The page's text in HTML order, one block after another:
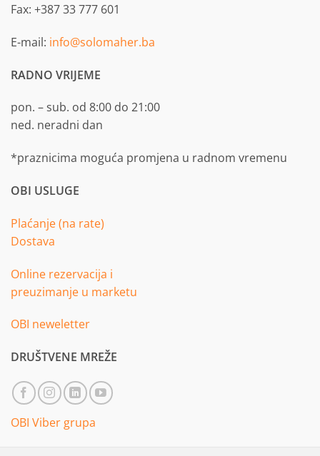
Fax: +387 33 777 601
E-mail: info@solomaher.ba
RADNO VRIJEME
pon. – sub. od 8:00 do 21:00
ned. neradni dan
*praznicima moguća promjena u radnom vremenu
OBI USLUGE
Plaćanje (na rate)
Dostava
Online rezervacija i
preuzimanje u marketu
OBI neweletter
DRUŠTVENE MREŽE
OBI Viber grupa